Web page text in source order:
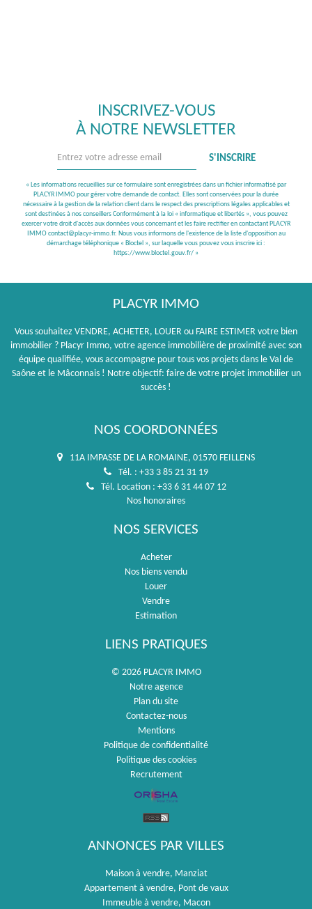
INSCRIVEZ-VOUS
À NOTRE NEWSLETTER
S'INSCRIRE
« Les informations recueillies sur ce formulaire sont enregistrées dans un fichier informatisé par
PLACYR IMMO pour gérer votre demande de contact. Elles sont conservées pour la durée
nécessaire à la gestion de la relation client dans le respect des prescriptions légales applicables et
sont destinées à nos conseillers Conformément à la loi « informatique et libertés », vous pouvez
exercer votre droit d'accès aux données vous concernant et les faire rectifier en contactant PLACYR
IMMO contact@placyr-immo.fr. Nous vous informons de l'existence de la liste d'opposition au
démarchage téléphonique « Bloctel », sur laquelle vous pouvez vous inscrire ici :
https://www.bloctel.gouv.fr/ »
PLACYR IMMO
Vous souhaitez VENDRE, ACHETER, LOUER ou FAIRE ESTIMER votre bien
immobilier ? Placyr Immo, votre agence immobilière de proximité avec son
équipe qualifiée, vous accompagne pour tous vos projets dans le Val de
Saône et le Mâconnais ! Notre objectif: faire de votre projet immobilier un
succès !
NOS COORDONNÉES
11A IMPASSE DE LA ROMAINE, 01570 FEILLENS
Tél. : +33 3 85 21 31 19
Tél. Location : +33 6 31 44 07 12
Nos honoraires
NOS SERVICES
Acheter
Nos biens vendu
Louer
Vendre
Estimation
LIENS PRATIQUES
© 2026 PLACYR IMMO
Notre agence
Plan du site
Contactez-nous
Mentions
Politique de confidentialité
Politique des cookies
Recrutement
ANNONCES PAR VILLES
Maison à vendre, Manziat
Appartement à vendre, Pont de vaux
Immeuble à vendre, Macon